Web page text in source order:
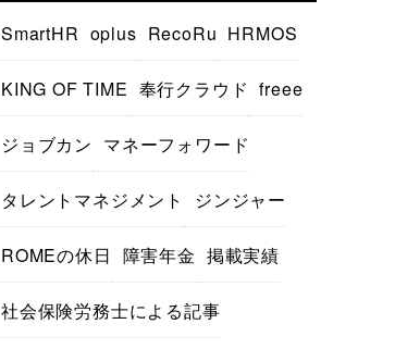
SmartHR oplus RecoRu HRMOS
KING OF TIME 奉行クラウド freee
ジョブカン マネーフォワード
タレントマネジメント ジンジャー
ROMEの休日 障害年金 掲載実績
社会保険労務士による記事